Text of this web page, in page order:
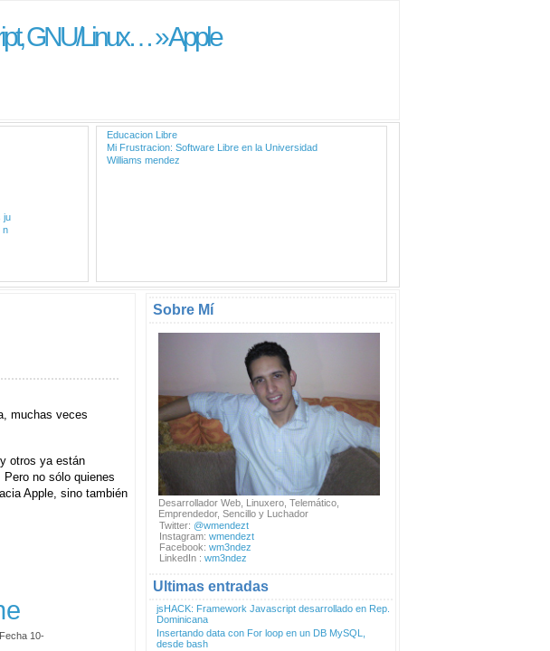
GNU/Linux… » Apple
ju
n
Educacion Libre
Mi Frustracion: Software Libre en la Universidad
Williams mendez
muchas veces
otros ya están
no sólo quienes
Apple, sino también
Fecha 10-
Sobre Mí
Desarrollador Web, Linuxero, Telemático,
Emprendedor, Sencillo y Luchador
Twitter: @wmendezt
Instagram: wmendezt
Facebook: wm3ndez
LinkedIn : wm3ndez
Ultimas entradas
jsHACK: Framework Javascript desarrollado en Rep.
Dominicana
Insertando data con For loop en un DB MySQL,
desde bash